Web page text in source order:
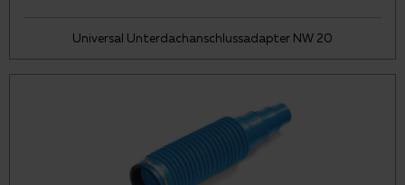
Universal Unterdachanschlussadapter NW 20